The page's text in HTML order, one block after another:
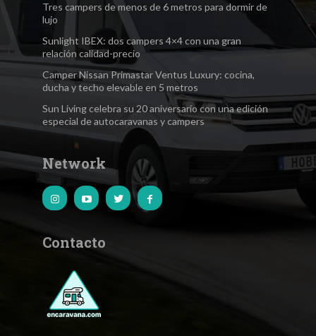
Tres campers de menos de 6 metros para dormir de
lujo
Sunlight IBEX: dos campers 4×4 con una gran
relación calidad-precio
Camper Nissan Primastar Ventus Luxury: cocina,
ducha y techo elevable en 5 metros
Sun Living celebra su 20 aniversario con una edición
especial de autocaravanas y campers
Network
Contacto